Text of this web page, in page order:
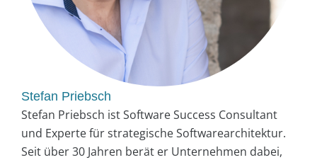
Stefan Priebsch
Stefan Priebsch ist Software Success Consultant
und Experte für strategische Softwarearchitektur.
Seit über 30 Jahren berät er Unternehmen dabei,